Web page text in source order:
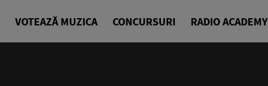
VOTEAZĂ MUZICA CONCURSURI RADIO ACADEMY